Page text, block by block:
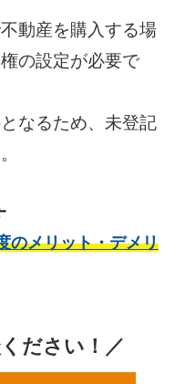
動産を購入する場
の設定が必要で
なるため、未登記
のメリット・デメリ
ださい！／